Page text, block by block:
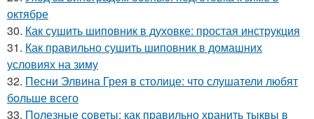
октябре
30. Как сушить шиповник в духовке: простая инструкция
31. Как правильно сушить шиповник в домашних
условиях на зиму
32. Песни Элвина Грея в столице: что слушатели любят
больше всего
33. Полезные советы: как правильно хранить тыквы в